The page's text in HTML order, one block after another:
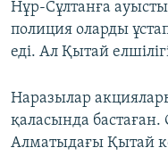
Нұр-Сұлтанға
полиция оларды
еді. Ал Қытай
Наразылар
қаласында
Алматыдағы Қытай